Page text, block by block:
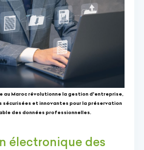
au Maroc révolutionne la gestion d'entreprise,
et innovantes pour la préservation
des données professionnelles.
électronique des